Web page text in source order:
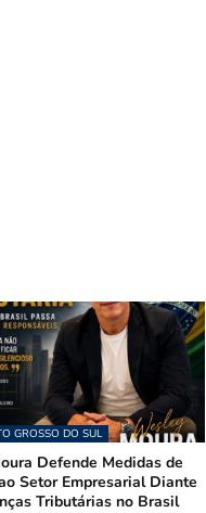
GROSSO DO SUL
Defende Medidas de
Setor Empresarial Diante
Tributárias no Brasil